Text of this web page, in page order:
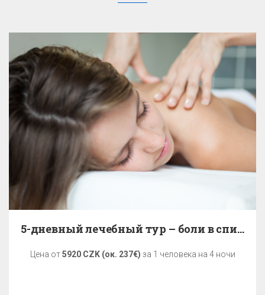
5-дневный лечебный тур – боли в спине
Цена от5920 CZK (ок. 237€) за 1 человека на 4 ночи